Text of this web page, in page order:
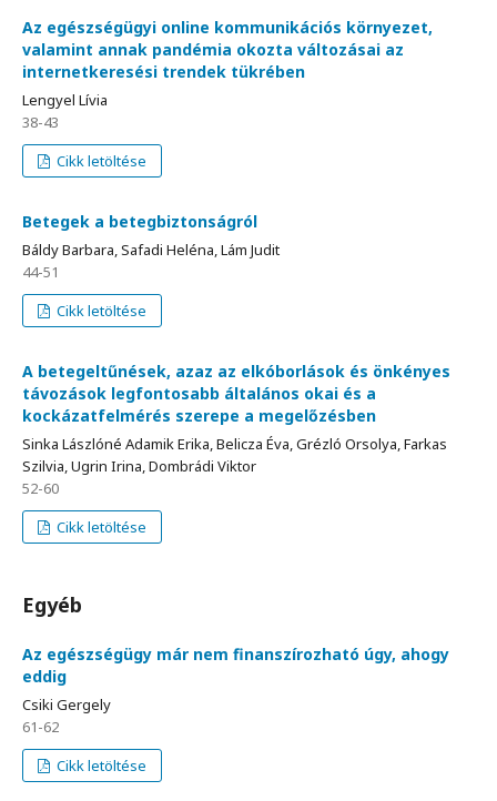
Az egészségügyi online kommunikációs környezet,
valamint annak pandémia okozta változásai az
internetkeresési trendek tükrében
Lengyel Lívia
38-43
Cikk letöltése
Betegek a betegbiztonságról
Báldy Barbara, Safadi Heléna, Lám Judit
44-51
Cikk letöltése
A betegeltűnések, azaz az elkóborlások és önkényes
távozások legfontosabb általános okai és a
kockázatfelmérés szerepe a megelőzésben
Sinka Lászlóné Adamik Erika, Belicza Éva, Grézló Orsolya, Farkas
Szilvia, Ugrin Irina, Dombrádi Viktor
52-60
Cikk letöltése
Egyéb
Az egészségügy már nem finanszírozható úgy, ahogy
eddig
Csiki Gergely
61-62
Cikk letöltése